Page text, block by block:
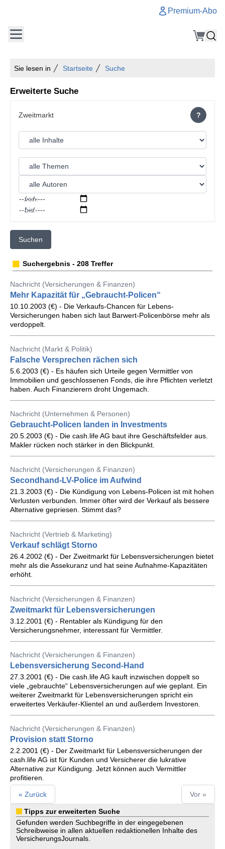
Premium-Abo
Sie lesen in Startseite Suche
Erweiterte Suche
?
von:
bis:
Suchen
Suchergebnis - 208 Treffer
Nachricht (Versicherungen & Finanzen)
Mehr Kapazität für „Gebraucht-Policen“
10.10.2003 (€) - Die Verkaufs-Chancen für Lebens-
Versicherungen haben sich laut Barwert-Policenbörse mehr als
verdoppelt.
Nachricht (Markt & Politik)
Falsche Versprechen rächen sich
5.6.2003 (€) - Es häufen sich Urteile gegen Vermittler von
Immobilien und geschlossenen Fonds, die ihre Pflichten verletzt
haben. Auch Finanzierern droht Ungemach.
Nachricht (Unternehmen & Personen)
Gebraucht-Policen landen in Investments
20.5.2003 (€) - Die cash.life AG baut ihre Geschäftsfelder aus.
Makler rücken noch stärker in den Blickpunkt.
Nachricht (Versicherungen & Finanzen)
Secondhand-LV-Police im Aufwind
21.3.2003 (€) - Die Kündigung von Lebens-Policen ist mit hohen
Verlusten verbunden. Immer öfter wird der Verkauf als bessere
Alternative gepriesen. Stimmt das?
Nachricht (Vertrieb & Marketing)
Verkauf schlägt Storno
26.4.2002 (€) - Der Zweitmarkt für Lebensversicherungen bietet
mehr als die Assekuranz und hat seine Aufnahme-Kapazitäten
erhöht.
Nachricht (Versicherungen & Finanzen)
Zweitmarkt für Lebensversicherungen
3.12.2001 (€) - Rentabler als Kündigung für den
Versicherungsnehmer, interessant für Vermittler.
Nachricht (Versicherungen & Finanzen)
Lebensversicherung Second-Hand
27.3.2001 (€) - Die cash.life AG kauft inzwischen doppelt so
viele „gebrauchte“ Lebensversicherungen auf wie geplant. Ein
weiterer Zweitmarkt für Lebensversicherungen spricht ein
erweitertes Verkäufer-Klientel an und außerdem Investoren.
Nachricht (Versicherungen & Finanzen)
Provision statt Storno
2.2.2001 (€) - Der Zweitmarkt für Lebensversicherungen der
cash.life AG ist für Kunden und Versicherer die lukrative
Alternative zur Kündigung. Jetzt können auch Vermittler
profitieren.
« Zurück Vor »
Tipps zur erweiterten Suche
Gefunden werden Suchbegriffe in der eingegebenen
Schreibweise in allen aktuellen redaktionellen Inhalte des
VersicherungsJournals.